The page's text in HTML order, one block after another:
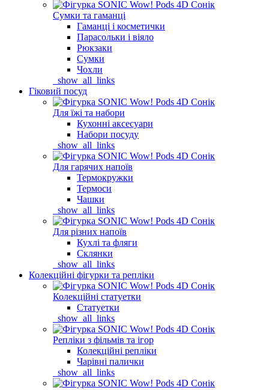
Сумки та гаманці
Гаманці і косметички
Парасольки і віяло
Рюкзаки
Сумки
Чохли
_show_all_links
Гіковий посуд
Для їжі та набори
Кухонні аксесуари
Набори посуду
_show_all_links
Для гарячих напоїв
Термокружки
Термоси
Чашки
_show_all_links
Для різних напоїв
Кухлі та фляги
Склянки
_show_all_links
Колекційні фігурки та репліки
Колекційні статуетки
Статуетки
_show_all_links
Репліки з фільмів та ігор
Колекційні репліки
Чарівні палички
_show_all_links